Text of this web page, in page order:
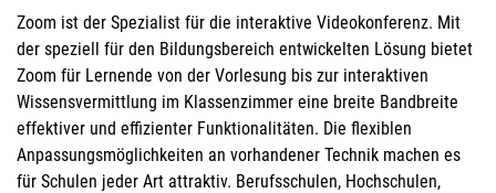
Zoom ist der Spezialist für die interaktive Videokonferenz. Mit
der speziell für den Bildungsbereich entwickelten Lösung bietet
Zoom für Lernende von der Vorlesung bis zur interaktiven
Wissensvermittlung im Klassenzimmer eine breite Bandbreite
effektiver und effizienter Funktionalitäten. Die flexiblen
Anpassungsmöglichkeiten an vorhandener Technik machen es
für Schulen jeder Art attraktiv. Berufsschulen, Hochschulen,